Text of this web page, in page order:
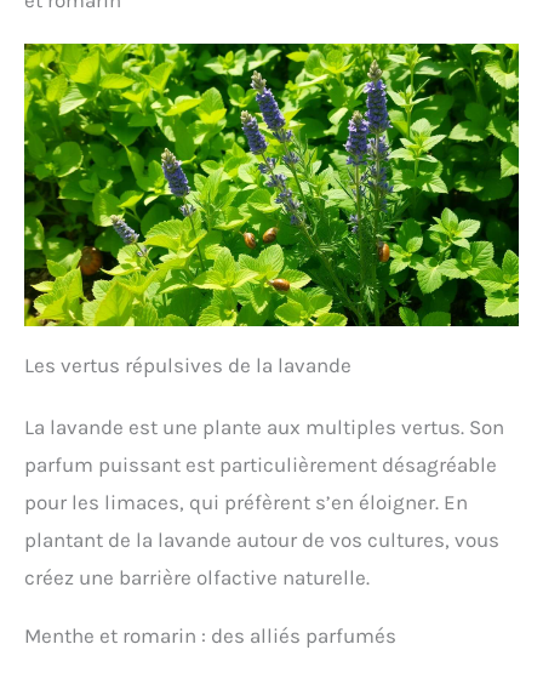
Les vertus répulsives de la lavande
La lavande est une plante aux multiples vertus. Son
parfum puissant est particulièrement désagréable
pour les limaces, qui préfèrent s’en éloigner. En
plantant de la lavande autour de vos cultures, vous
créez une barrière olfactive naturelle.
Menthe et romarin : des alliés parfumés